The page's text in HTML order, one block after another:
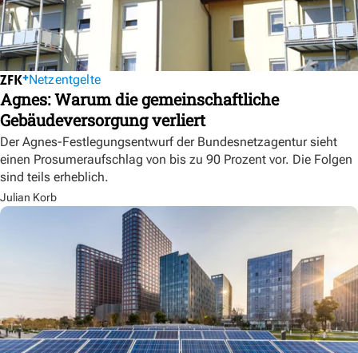
Netzentgelte
Agnes: Warum die gemeinschaftliche
Gebäudeversorgung verliert
Der Agnes-Festlegungsentwurf der Bundesnetzagentur sieht
einen Prosumeraufschlag von bis zu 90 Prozent vor. Die Folgen
sind teils erheblich.
Julian Korb